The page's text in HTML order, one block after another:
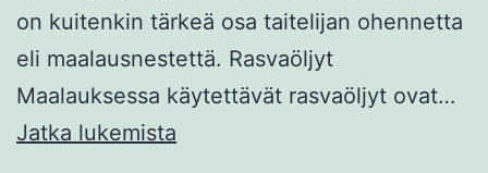
on kuitenkin tärkeä osa taitelijan ohennetta
eli maalausnestettä. Rasvaöljyt
Maalauksessa käytettävät rasvaöljyt ovat…
Jatka lukemista